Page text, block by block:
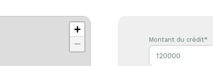
+
−
Montant du crédit*